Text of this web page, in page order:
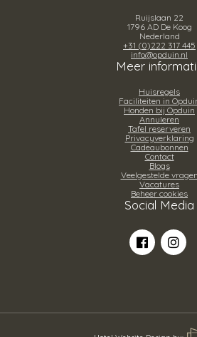
Ruijslaan 22
1796 AD De Koog
Nederland
+31 (0)222 317 445
info@opduin.nl
Meer
Huisregels
Faciliteiten in
Honden bij Opduin
Annuleren
Tafel reserveren
Privacyverklaring
Cadeaubonnen
Contact
Blogs
Veelgestelde vragen
Vacatures
Beheer cookies
Social Media